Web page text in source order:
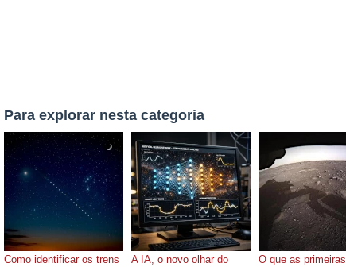
Para explorar nesta categoria
Como identificar os trens
A IA, o novo olhar do
O que as primeiras